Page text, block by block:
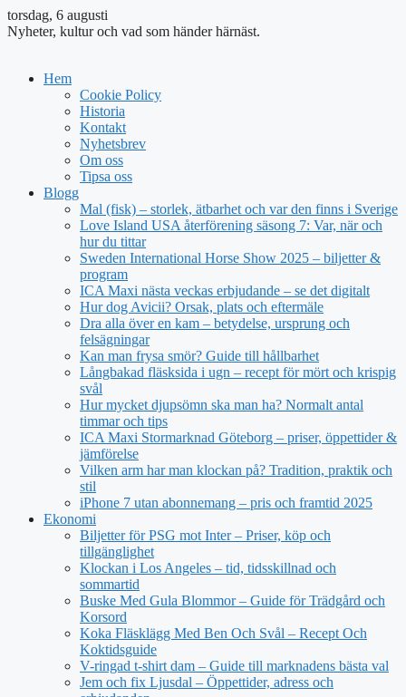
torsdag, 6 augusti
Nyheter, kultur och vad som händer härnäst.
Hem
Cookie Policy
Historia
Kontakt
Nyhetsbrev
Om oss
Tipsa oss
Blogg
Mal (fisk) – storlek, ätbarhet och var den finns i Sverige
Love Island USA återförening säsong 7: Var, när och
hur du tittar
Sweden International Horse Show 2025 – biljetter &
program
ICA Maxi nästa veckas erbjudande – se det digitalt
Hur dog Avicii? Orsak, plats och eftermäle
Dra alla över en kam – betydelse, ursprung och
felsägningar
Kan man frysa smör? Guide till hållbarhet
Långbakad fläsksida i ugn – recept för mört och krispig
svål
Hur mycket djupsömn ska man ha? Normalt antal
timmar och tips
ICA Maxi Stormarknad Göteborg – priser, öppettider &
jämförelse
Vilken arm har man klockan på? Tradition, praktik och
stil
iPhone 7 utan abonnemang – pris och framtid 2025
Ekonomi
Biljetter för PSG mot Inter – Priser, köp och
tillgänglighet
Klockan i Los Angeles – tid, tidsskillnad och
sommartid
Buske Med Gula Blommor – Guide för Trädgård och
Korsord
Koka Fläsklägg Med Ben Och Svål – Recept Och
Koktidsguide
V-ringad t-shirt dam – Guide till marknadens bästa val
Jem och fix Ljusdal – Öppettider, adress och